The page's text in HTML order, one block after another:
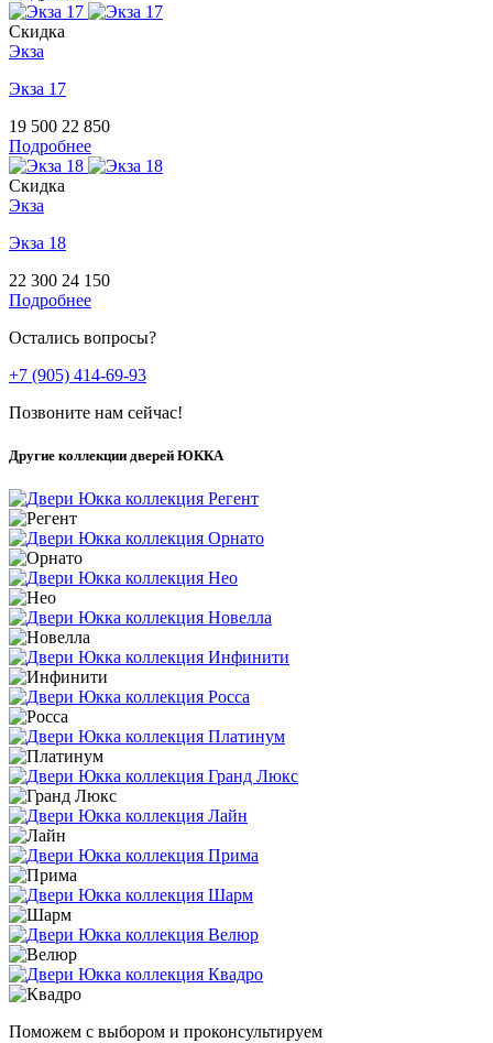
Скидка
Экза
Экза 17
19 500 22 850
Подробнее
Скидка
Экза
Экза 18
22 300 24 150
Подробнее
Остались вопросы?
+7 (905) 414-69-93
Позвоните нам сейчас!
Другие коллекции дверей ЮККА
Поможем с выбором и проконсультируем